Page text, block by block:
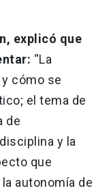
explicó que
“La
cómo se
el tema de
de
y la
que
autonomía de